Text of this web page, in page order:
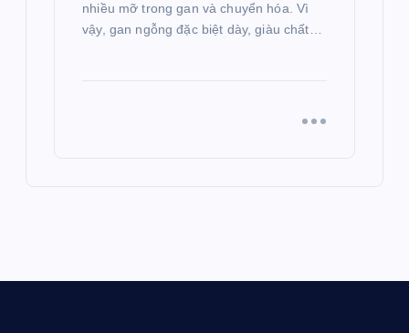
nhiều mỡ trong gan và chuyển hóa. Vì
vậy, gan ngỗng đặc biệt dày, giàu chất…